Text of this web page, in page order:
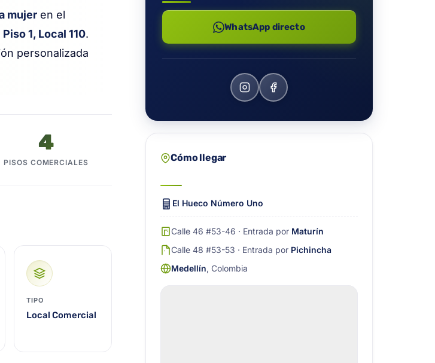
mujer en el
Piso 1, Local 110.
personalizada
4
PISOS COMERCIALES
TIPO
Local Comercial
WhatsApp directo
Cómo llegar
El Hueco Número Uno
Calle 46 #53-46 · Entrada por Maturín
Calle 48 #53-53 · Entrada por Pichincha
Medellín, Colombia